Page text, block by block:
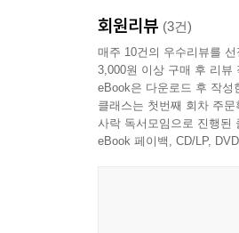
회원리뷰 (3건)
매주 10건의 우수리뷰를
3,000원 이상 구매 후 리뷰
eBook은 다운로드 후 작
클래스는 첫번째 회차 주
사락 독서모임으로 진행된
eBook 페이백, CD/LP,